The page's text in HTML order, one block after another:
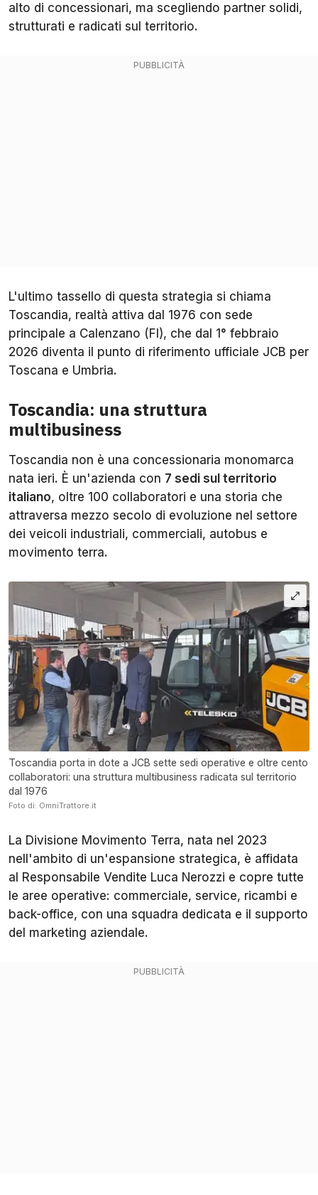
alto di concessionari, ma scegliendo partner solidi,
strutturati e radicati sul territorio.
L'ultimo tassello di questa strategia si chiama
Toscandia, realtà attiva dal 1976 con sede
principale a Calenzano (FI), che dal 1° febbraio
2026 diventa il punto di riferimento ufficiale JCB per
Toscana e Umbria.
Toscandia: una struttura
multibusiness
Toscandia non è una concessionaria monomarca
nata ieri. È un'azienda con 7 sedi sul territorio
italiano, oltre 100 collaboratori e una storia che
attraversa mezzo secolo di evoluzione nel settore
dei veicoli industriali, commerciali, autobus e
movimento terra.
Toscandia porta in dote a JCB sette sedi operative e oltre cento
collaboratori: una struttura multibusiness radicata sul territorio
dal 1976
Foto di: OmniTrattore.it
La Divisione Movimento Terra, nata nel 2023
nell'ambito di un'espansione strategica, è affidata
al Responsabile Vendite Luca Nerozzi e copre tutte
le aree operative: commerciale, service, ricambi e
back-office, con una squadra dedicata e il supporto
del marketing aziendale.